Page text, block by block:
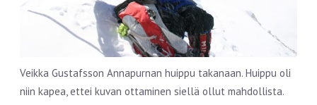
Veikka Gustafsson Annapurnan huippu takanaan. Huippu oli
niin kapea, ettei kuvan ottaminen siellä ollut mahdollista.